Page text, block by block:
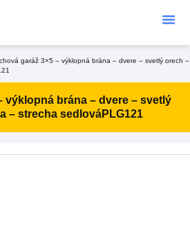
garáž 3×5 – výklopná brána – dvere – svetlý orech –
výklopná brána – dvere – svetlý
– strecha sedlováPLG121